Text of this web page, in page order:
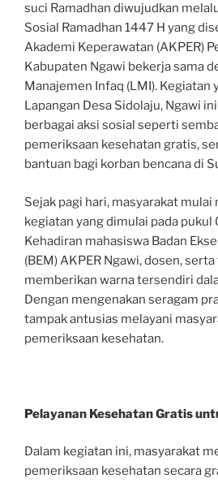
suci Ramadhan diwujudkan
Sosial Ramadhan 1447 H yang
Akademi Keperawatan (AKPER)
Kabupaten Ngawi bekerja sama
Manajemen Infaq (LMI). Kegiatan
Lapangan Desa Sidolaju, Ngawi
berbagai aksi sosial seperti
pemeriksaan kesehatan gratis,
bantuan bagi korban bencana di
Sejak pagi hari, masyarakat
kegiatan yang dimulai pada pukul
Kehadiran mahasiswa Badan
(BEM) AKPER Ngawi, dosen,
memberikan warna tersendiri
Dengan mengenakan seragam
tampak antusias melayani
pemeriksaan kesehatan.
Pelayanan Kesehatan Gratis
Dalam kegiatan ini, masyarakat
pemeriksaan kesehatan secara